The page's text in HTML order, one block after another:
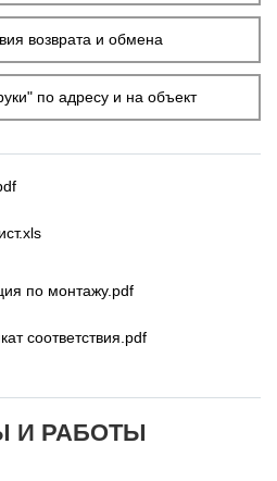
возврата и обмена
по адресу и на объект
по монтажу.pdf
соответствия.pdf
И РАБОТЫ